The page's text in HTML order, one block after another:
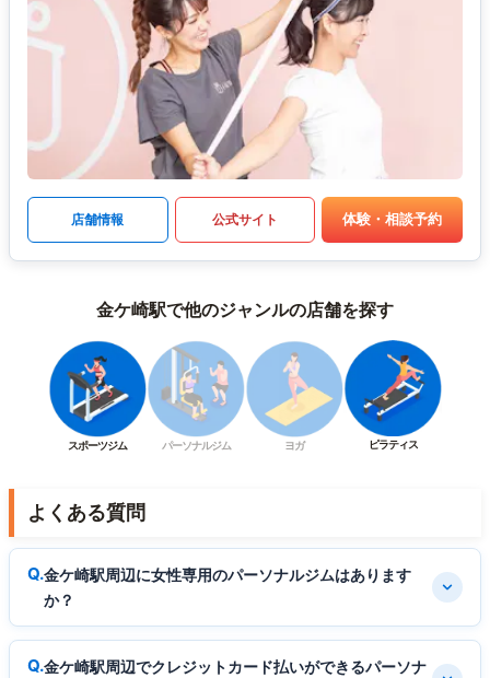
店舗情報 公式サイト 体験・相談予約
金ケ崎駅で他のジャンルの店舗を探す
スポーツジム パーソナルジム ヨガ ピラティス
よくある質問
金ケ崎駅周辺に女性専用のパーソナルジムはあります
か？
金ケ崎駅周辺でクレジットカード払いができるパーソナ